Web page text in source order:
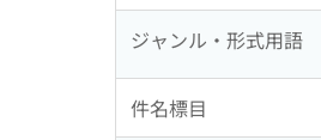
ジャンル・形式用語
件名標目